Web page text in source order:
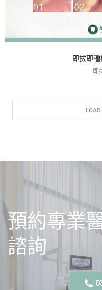
即拔即
即
預約專業
諮詢